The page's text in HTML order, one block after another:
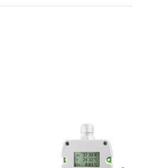
EE211 serie
relatieve vocht-